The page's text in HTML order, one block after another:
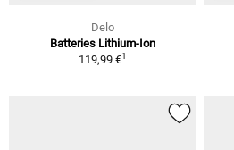
Delo
Batteries Lithium-Ion
119,99 €1